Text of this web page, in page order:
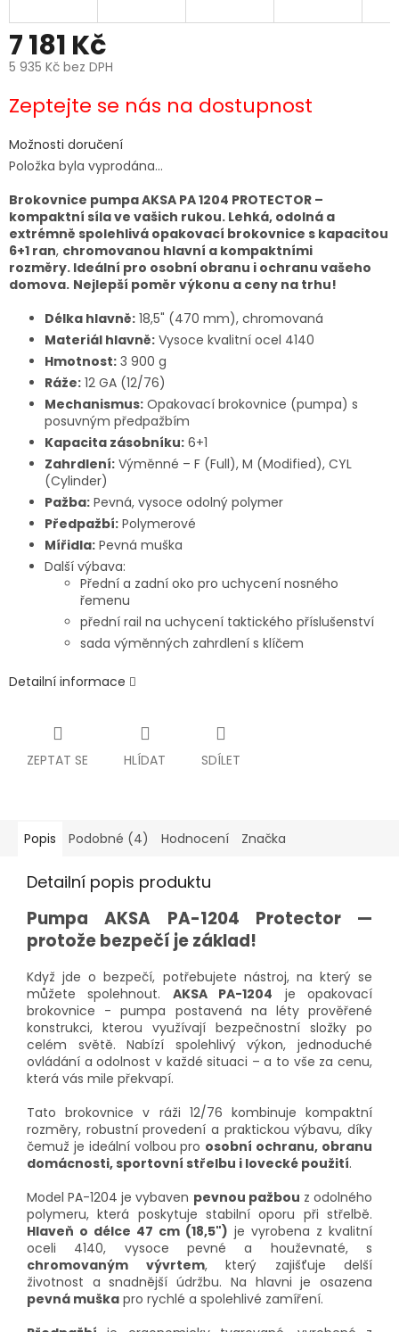
7 181 Kč
5 935 Kč bez DPH
cena:
Zeptejte se nás na dostupnost
Možnosti doručení
Položka byla vyprodána…
Brokovnice pumpa AKSA PA 1204 PROTECTOR –
kompaktní síla ve vašich rukou. Lehká, odolná a
extrémně spolehlivá opakovací brokovnice s kapacitou
6+1 ran, chromovanou hlavní a kompaktními
rozměry. Ideální pro osobní obranu i ochranu vašeho
domova. Nejlepší poměr výkonu a ceny na trhu!
Délka hlavně: 18,5" (470 mm), chromovaná
Materiál hlavně: Vysoce kvalitní ocel 4140
Hmotnost: 3 900 g
Ráže: 12 GA (12/76)
Mechanismus: Opakovací brokovnice (pumpa) s
posuvným předpažbím
Kapacita zásobníku: 6+1
Zahrdlení: Výměnné – F (Full), M (Modified), CYL
(Cylinder)
Pažba: Pevná, vysoce odolný polymer
Předpažbí: Polymerové
Mířidla: Pevná muška
Další výbava:
Přední a zadní oko pro uchycení nosného
řemenu
přední rail na uchycení taktického příslušenství
sada výměnných zahrdlení s klíčem
Detailní informace
ZEPTAT SE HLÍDAT SDÍLET
Popis Podobné (4) Hodnocení Značka
Detailní popis produktu
Pumpa AKSA PA-1204 Protector—
protože bezpečí je základ!
Když jde o bezpečí, potřebujete nástroj, na který se
můžete spolehnout. AKSA PA-1204 je opakovací
brokovnice - pumpa postavená na léty prověřené
konstrukci, kterou využívají bezpečnostní složky po
celém světě. Nabízí spolehlivý výkon, jednoduché
ovládání a odolnost v každé situaci – a to vše za cenu,
která vás mile překvapí.
Tato brokovnice v ráži 12/76 kombinuje kompaktní
rozměry, robustní provedení a praktickou výbavu, díky
čemuž je ideální volbou pro osobní ochranu, obranu
domácnosti, sportovní střelbu i lovecké použití.
Model PA-1204 je vybaven pevnou pažbou z odolného
polymeru, která poskytuje stabilní oporu při střelbě.
Hlaveň o délce 47 cm (18,5") je vyrobena z kvalitní
oceli 4140, vysoce pevné a houževnaté, s
chromovaným vývrtem, který zajišťuje delší
životnost a snadnější údržbu. Na hlavni je osazena
pevná muška pro rychlé a spolehlivé zamíření.